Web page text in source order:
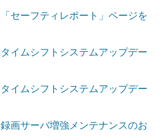
「セーフティレポート」ページを
タイムシフトシステムアップデー
タイムシフトシステムアップデー
録画サーバ増強メンテナンスのお